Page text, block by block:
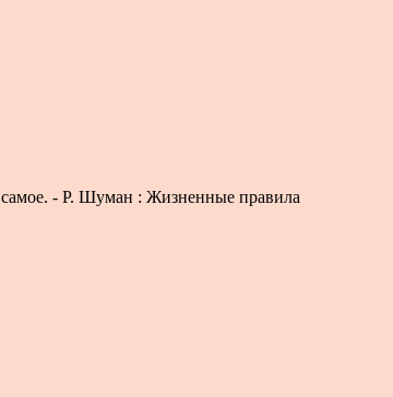
самое. - Р. Шуман : Жизненные правила